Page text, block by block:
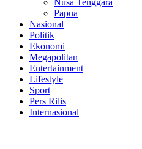
Nusa Tenggara
Papua
Nasional
Politik
Ekonomi
Megapolitan
Entertainment
Lifestyle
Sport
Pers Rilis
Internasional